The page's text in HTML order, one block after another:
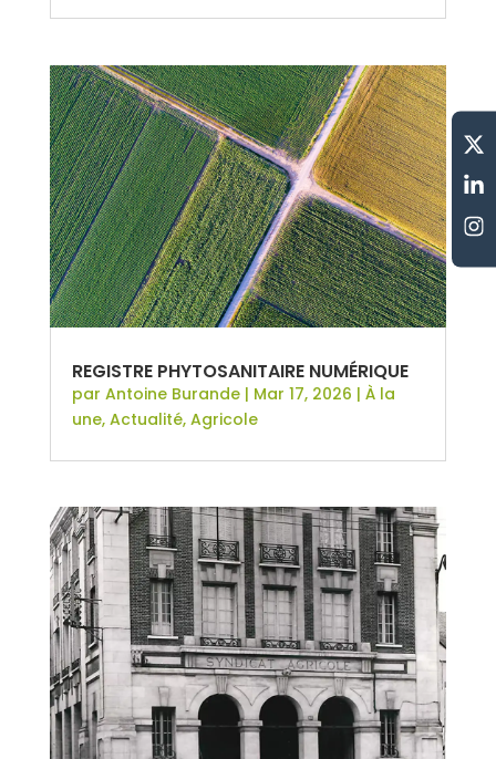
REGISTRE PHYTOSANITAIRE NUMÉRIQUE
par Antoine Burande| Mar 17, 2026 | À la
une, Actualité, Agricole